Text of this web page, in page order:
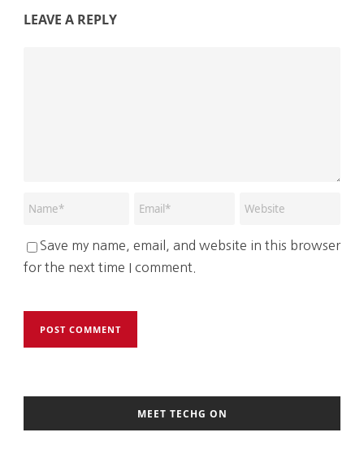
LEAVE A REPLY
Save my name, email, and website in this browser
for the next time I comment.
MEET TECHG ON